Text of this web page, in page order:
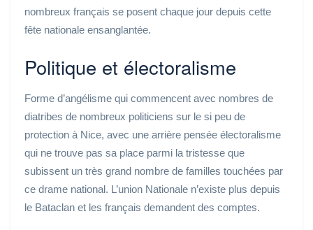
nombreux français se posent chaque jour depuis cette
fête nationale ensanglantée.
Politique et électoralisme
Forme d’angélisme qui commencent avec nombres de
diatribes de nombreux politiciens sur le si peu de
protection à Nice, avec une arrière pensée électoralisme
qui ne trouve pas sa place parmi la tristesse que
subissent un très grand nombre de familles touchées par
ce drame national. L’union Nationale n’existe plus depuis
le Bataclan et les français demandent des comptes.